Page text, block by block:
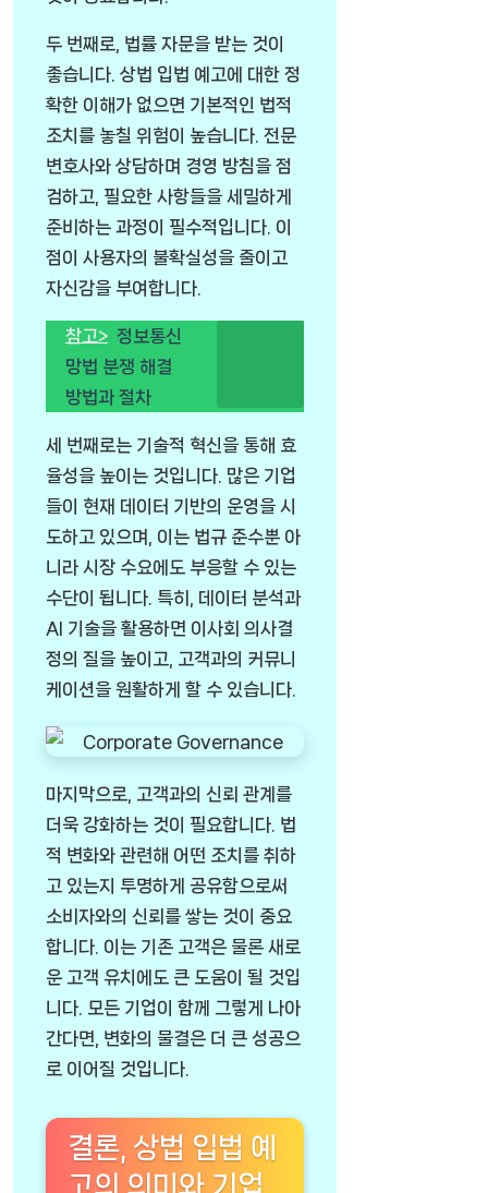
두 번째로, 법률 자문을 받는 것이
좋습니다. 상법 입법 예고에 대한 정
확한 이해가 없으면 기본적인 법적
조치를 놓칠 위험이 높습니다. 전문
변호사와 상담하며 경영 방침을 점
검하고, 필요한 사항들을 세밀하게
준비하는 과정이 필수적입니다. 이
점이 사용자의 불확실성을 줄이고
자신감을 부여합니다.
참고> 정보통신
망법 분쟁 해결
방법과 절차
세 번째로는 기술적 혁신을 통해 효
율성을 높이는 것입니다. 많은 기업
들이 현재 데이터 기반의 운영을 시
도하고 있으며, 이는 법규 준수뿐 아
니라 시장 수요에도 부응할 수 있는
수단이 됩니다. 특히, 데이터 분석과
AI 기술을 활용하면 이사회 의사결
정의 질을 높이고, 고객과의 커뮤니
케이션을 원활하게 할 수 있습니다.
마지막으로, 고객과의 신뢰 관계를
더욱 강화하는 것이 필요합니다. 법
적 변화와 관련해 어떤 조치를 취하
고 있는지 투명하게 공유함으로써
소비자와의 신뢰를 쌓는 것이 중요
합니다. 이는 기존 고객은 물론 새로
운 고객 유치에도 큰 도움이 될 것입
니다. 모든 기업이 함께 그렇게 나아
간다면, 변화의 물결은 더 큰 성공으
로 이어질 것입니다.
결론, 상법 입법 예
고의 의미와 기업